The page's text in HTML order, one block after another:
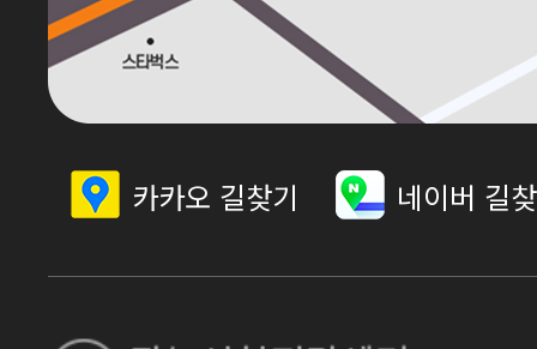
카카오 길찾기 네이버 길